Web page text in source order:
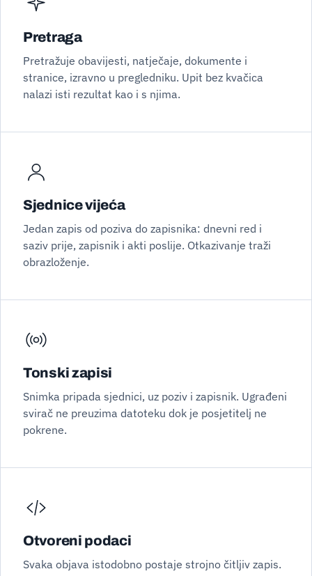
Pretraga
Pretražuje obavijesti, natječaje, dokumente i
stranice, izravno u pregledniku. Upit bez kvačica
nalazi isti rezultat kao i s njima.
Sjednice vijeća
Jedan zapis od poziva do zapisnika: dnevni red i
saziv prije, zapisnik i akti poslije. Otkazivanje traži
obrazloženje.
Tonski zapisi
Snimka pripada sjednici, uz poziv i zapisnik. Ugrađeni
svirač ne preuzima datoteku dok je posjetitelj ne
pokrene.
Otvoreni podaci
Svaka objava istodobno postaje strojno čitljiv zapis.